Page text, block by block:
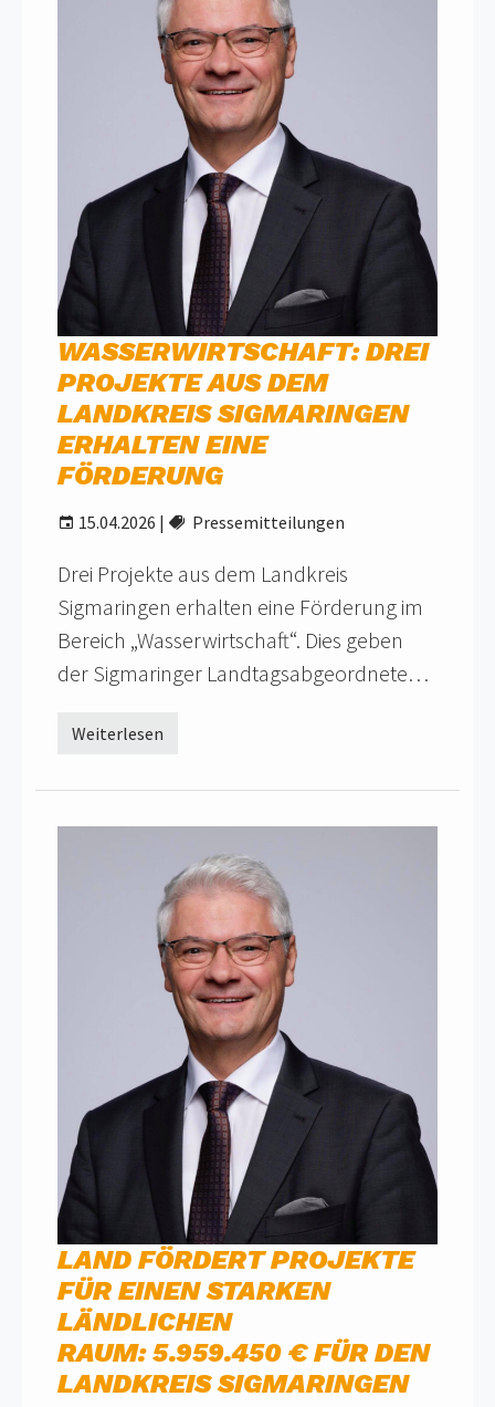
WASSERWIRTSCHAFT: DREI
PROJEKTE AUS DEM
LANDKREIS SIGMARINGEN
ERHALTEN EINE
FÖRDERUNG
15.04.2026 | Pressemitteilungen
Drei Projekte aus dem Landkreis
Sigmaringen erhalten eine Förderung im
Bereich „Wasserwirtschaft“. Dies geben
der Sigmaringer Landtagsabgeordnete…
Weiterlesen
LAND FÖRDERT PROJEKTE
FÜR EINEN STARKEN
LÄNDLICHEN
RAUM: 5.959.450 € FÜR DEN
LANDKREIS SIGMARINGEN